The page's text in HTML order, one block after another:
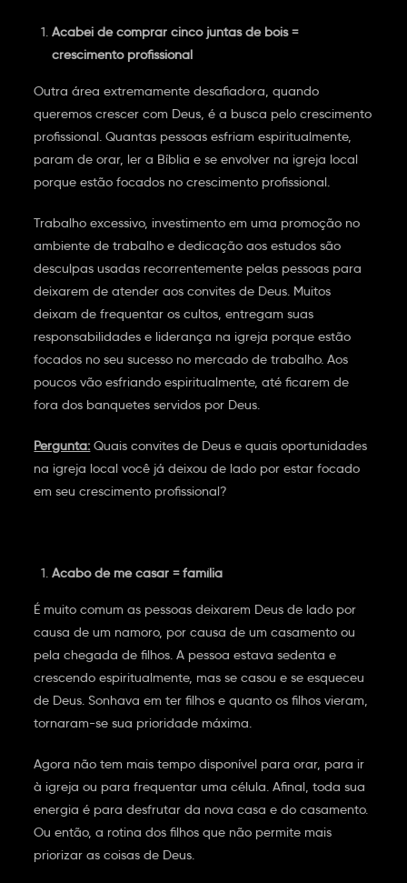
Acabei de comprar cinco juntas de bois =
crescimento profissional
Outra área extremamente desafiadora, quando
queremos crescer com Deus, é a busca pelo crescimento
profissional. Quantas pessoas esfriam espiritualmente,
param de orar, ler a Bíblia e se envolver na igreja local
porque estão focados no crescimento profissional.
Trabalho excessivo, investimento em uma promoção no
ambiente de trabalho e dedicação aos estudos são
desculpas usadas recorrentemente pelas pessoas para
deixarem de atender aos convites de Deus. Muitos
deixam de frequentar os cultos, entregam suas
responsabilidades e liderança na igreja porque estão
focados no seu sucesso no mercado de trabalho. Aos
poucos vão esfriando espiritualmente, até ficarem de
fora dos banquetes servidos por Deus.
Pergunta: Quais convites de Deus e quais oportunidades
na igreja local você já deixou de lado por estar focado
em seu crescimento profissional?
Acabo de me casar = família
É muito comum as pessoas deixarem Deus de lado por
causa de um namoro, por causa de um casamento ou
pela chegada de filhos. A pessoa estava sedenta e
crescendo espiritualmente, mas se casou e se esqueceu
de Deus. Sonhava em ter filhos e quanto os filhos vieram,
tornaram-se sua prioridade máxima.
Agora não tem mais tempo disponível para orar, para ir
à igreja ou para frequentar uma célula. Afinal, toda sua
energia é para desfrutar da nova casa e do casamento.
Ou então, a rotina dos filhos que não permite mais
priorizar as coisas de Deus.